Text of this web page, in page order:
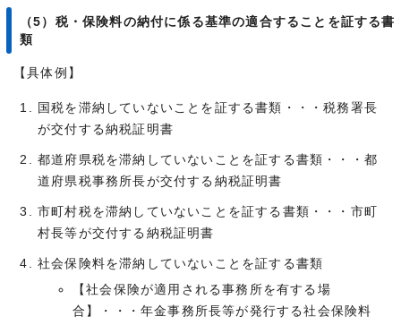
（5）税・保険料の納付に係る基準の適合することを証する書
類
【具体例】
国税を滞納していないことを証する書類・・・税務署長
が交付する納税証明書
都道府県税を滞納していないことを証する書類・・・都
道府県税事務所長が交付する納税証明書
市町村税を滞納していないことを証する書類・・・市町
村長等が交付する納税証明書
社会保険料を滞納していないことを証する書類
【社会保険が適用される事務所を有する場
合】・・・年金事務所長等が発行する社会保険料